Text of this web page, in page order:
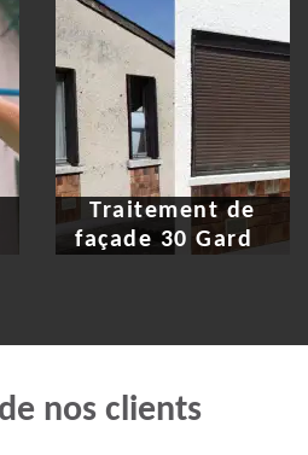
Traitement de
façade 30 Gard
nos clients